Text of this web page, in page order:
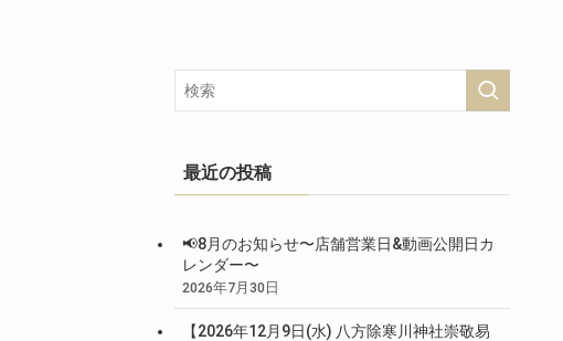
最近の投稿
📢8月のお知らせ〜店舗営業日&動画公開日カ
レンダー〜
2026年7月30日
【2026年12月9日(水) 八方除寒川神社崇敬易